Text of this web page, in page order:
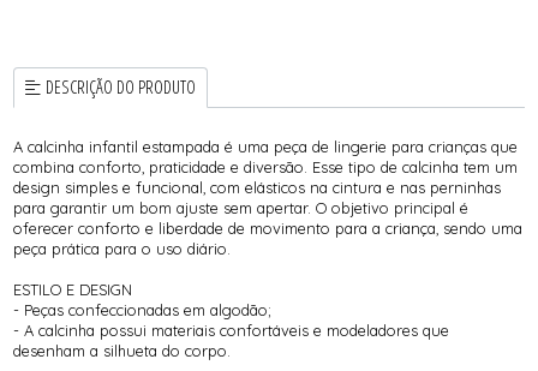
DESCRIÇÃO DO PRODUTO
A calcinha infantil estampada é uma peça de lingerie para crianças que
combina conforto, praticidade e diversão. Esse tipo de calcinha tem um
design simples e funcional, com elásticos na cintura e nas perninhas
para garantir um bom ajuste sem apertar. O objetivo principal é
oferecer conforto e liberdade de movimento para a criança, sendo uma
peça prática para o uso diário.
ESTILO E DESIGN
- Peças confeccionadas em algodão;
- A calcinha possui materiais confortáveis e modeladores que
desenham a silhueta do corpo.